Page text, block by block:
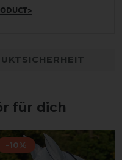
für dich
-10%